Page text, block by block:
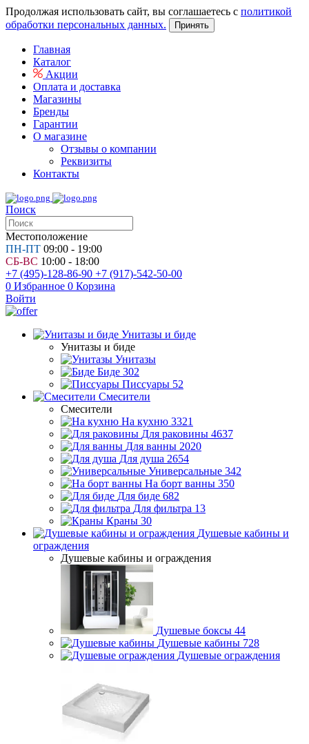
Продолжая использовать сайт, вы соглашаетесь с политикой
обработки персональных данных.
Принять
Главная
Каталог
Акции
Оплата и доставка
Магазины
Бренды
Гарантии
О магазине
Отзывы о компании
Реквизиты
Контакты
Поиск
Местоположение
ПН-ПТ 09:00 - 19:00
СБ-ВС 10:00 - 18:00
+7 (495)-128-86-90 +7 (917)-542-50-00
0 Избранное 0 Корзина
Войти
Унитазы и биде
Унитазы и биде
Унитазы
Биде 302
Писсуары 52
Смесители
Смесители
На кухню 3321
Для раковины 4637
Для ванны 2020
Для душа 2654
Универсальные 342
На борт ванны 350
Для биде 682
Для фильтра 13
Краны 30
Душевые кабины и
ограждения
Душевые кабины и ограждения
Душевые боксы 44
Душевые кабины 728
Душевые ограждения